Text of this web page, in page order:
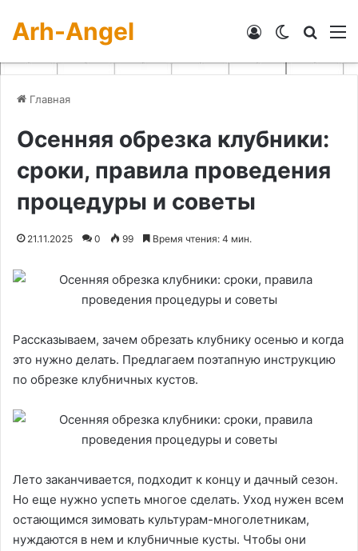
Arh-Angel Switch skin
Войти
Главная
Осенняя обрезка клубники:
сроки, правила проведения
процедуры и советы
21.11.2025 0 99 Время чтения: 4 мин.
Рассказываем, зачем обрезать клубнику осенью и когда
это нужно делать. Предлагаем поэтапную инструкцию
по обрезке клубничных кустов.
Лето заканчивается, подходит к концу и дачный сезон.
Но еще нужно успеть многое сделать. Уход нужен всем
остающимся зимовать культурам-многолетникам,
нуждаются в нем и клубничные кусты. Чтобы они